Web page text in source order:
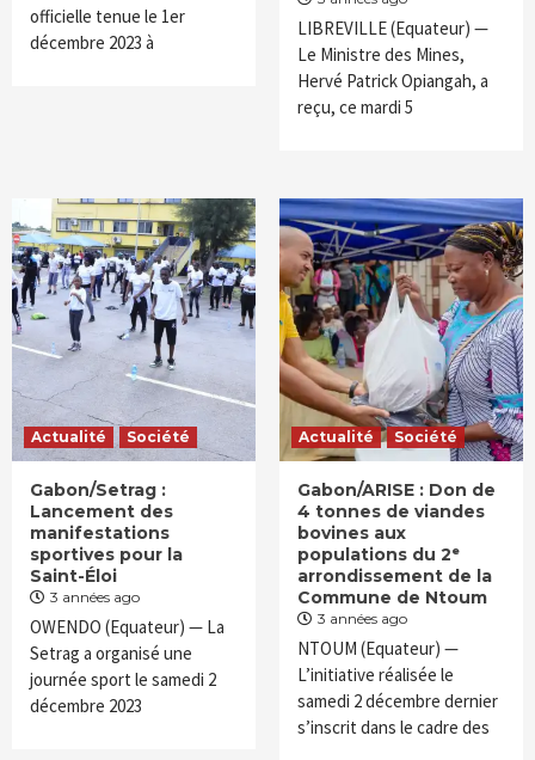
officielle tenue le 1er
décembre 2023 à
LIBREVILLE (Equateur) —
Le Ministre des Mines,
Hervé Patrick Opiangah, a
reçu, ce mardi 5
Actualité Société
Gabon/Setrag :
Lancement des
manifestations
sportives pour la
Saint-Éloi
3 années ago
OWENDO (Equateur) — La
Setrag a organisé une
journée sport le samedi 2
décembre 2023
Actualité Société
Gabon/ARISE : Don de
4 tonnes de viandes
bovines aux
populations du 2ᵉ
arrondissement de la
Commune de Ntoum
3 années ago
NTOUM (Equateur) —
L’initiative réalisée le
samedi 2 décembre dernier
s’inscrit dans le cadre des